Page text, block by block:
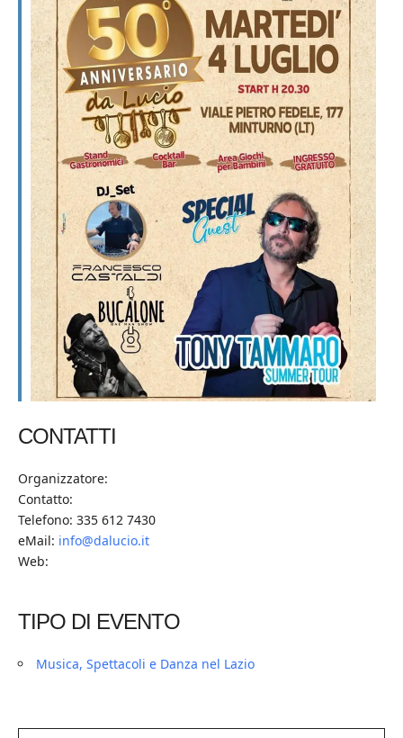
CONTATTI
Organizzatore:
Contatto:
Telefono: 335 612 7430
eMail: info@dalucio.it
Web:
TIPO DI EVENTO
Musica, Spettacoli e Danza nel Lazio